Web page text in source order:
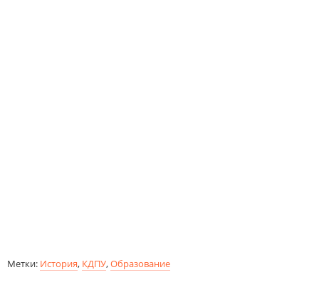
Метки: История, КДПУ,Образование